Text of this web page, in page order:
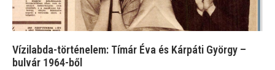
Vízilabda-történelem: Tímár Éva és Kárpáti György –
bulvár 1964-ből